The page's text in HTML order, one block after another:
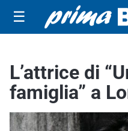
☰
L’attrice di
famiglia” a